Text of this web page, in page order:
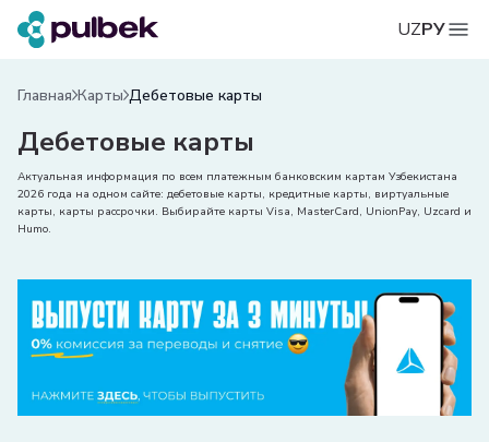
UZРУ
Главная Карты Дебетовые карты
Дебетовые карты
Актуальная информация по всем платежным банковским картам Узбекистана
2026 года на одном сайте: дебетовые карты, кредитные карты, виртуальные
карты, карты рассрочки. Выбирайте карты Visa, MasterCard, UnionPay, Uzcard и
Humo.